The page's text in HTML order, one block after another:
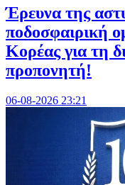
Έρευνα της
ποδοσφαιρική
Κορέας για τη
προπονητή!
06-08-2026 23:21